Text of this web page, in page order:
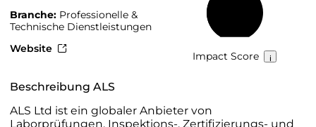
Branche: Professionelle &
Technische Dienstleistungen
Website
Impact Score
Beschreibung ALS
ALS Ltd ist ein globaler Anbieter von
Laborprüfungen, Inspektions-, Zertifizierungs- und